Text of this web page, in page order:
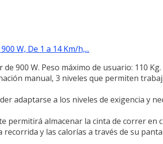
W, De 1 a 14 Km/h,...
900 W. Peso máximo de usuario: 110 Kg.
manual, 3 niveles que permiten
adaptarse a los niveles de exigencia y
permitirá almacenar la cinta de correr en
y las calorías a través de su